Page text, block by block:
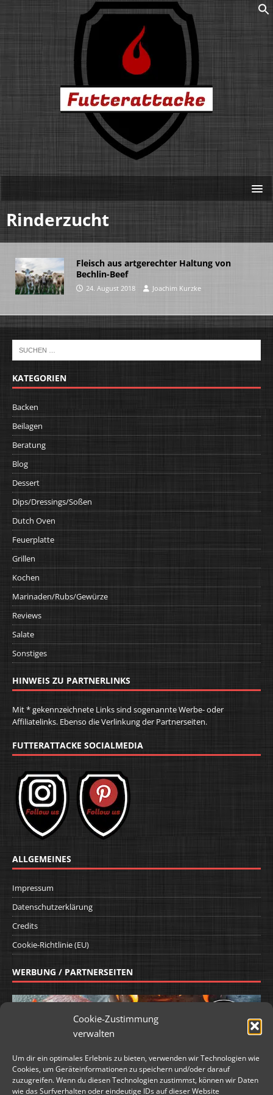
Cookie-Zustimmung
verwalten
Um dir ein optimales Erlebnis zu bieten, verwenden wir Technologien wie
Cookies, um Geräteinformationen zu speichern und/oder darauf
zuzugreifen. Wenn du diesen Technologien zustimmst, können wir Daten
wie das Surfverhalten oder eindeutige IDs auf dieser Website
Rinderzucht
Fleisch aus artgerechter Haltung von
Bechlin-Beef
24. August 2018 Joachim Kurzke
KATEGORIEN
Backen
Beilagen
Beratung
Blog
Dessert
Dips/Dressings/Soßen
Dutch Oven
Feuerplatte
Grillen
Kochen
Marinaden/Rubs/Gewürze
Reviews
Salate
Sonstiges
HINWEIS ZU PARTNERLINKS
Mit * gekennzeichnete Links sind sogenannte Werbe- oder
Affiliatelinks. Ebenso die Verlinkung der Partnerseiten.
FUTTERATTACKE SOCIALMEDIA
ALLGEMEINES
Impressum
Datenschutzerklärung
Credits
Cookie-Richtlinie (EU)
WERBUNG / PARTNERSEITEN